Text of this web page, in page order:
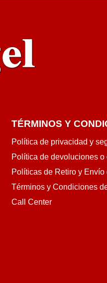
TÉRMINOS Y
Política de privacidad y
Política de devoluciones
Políticas de Retiro y Envío
Términos y Condiciones
Call Center